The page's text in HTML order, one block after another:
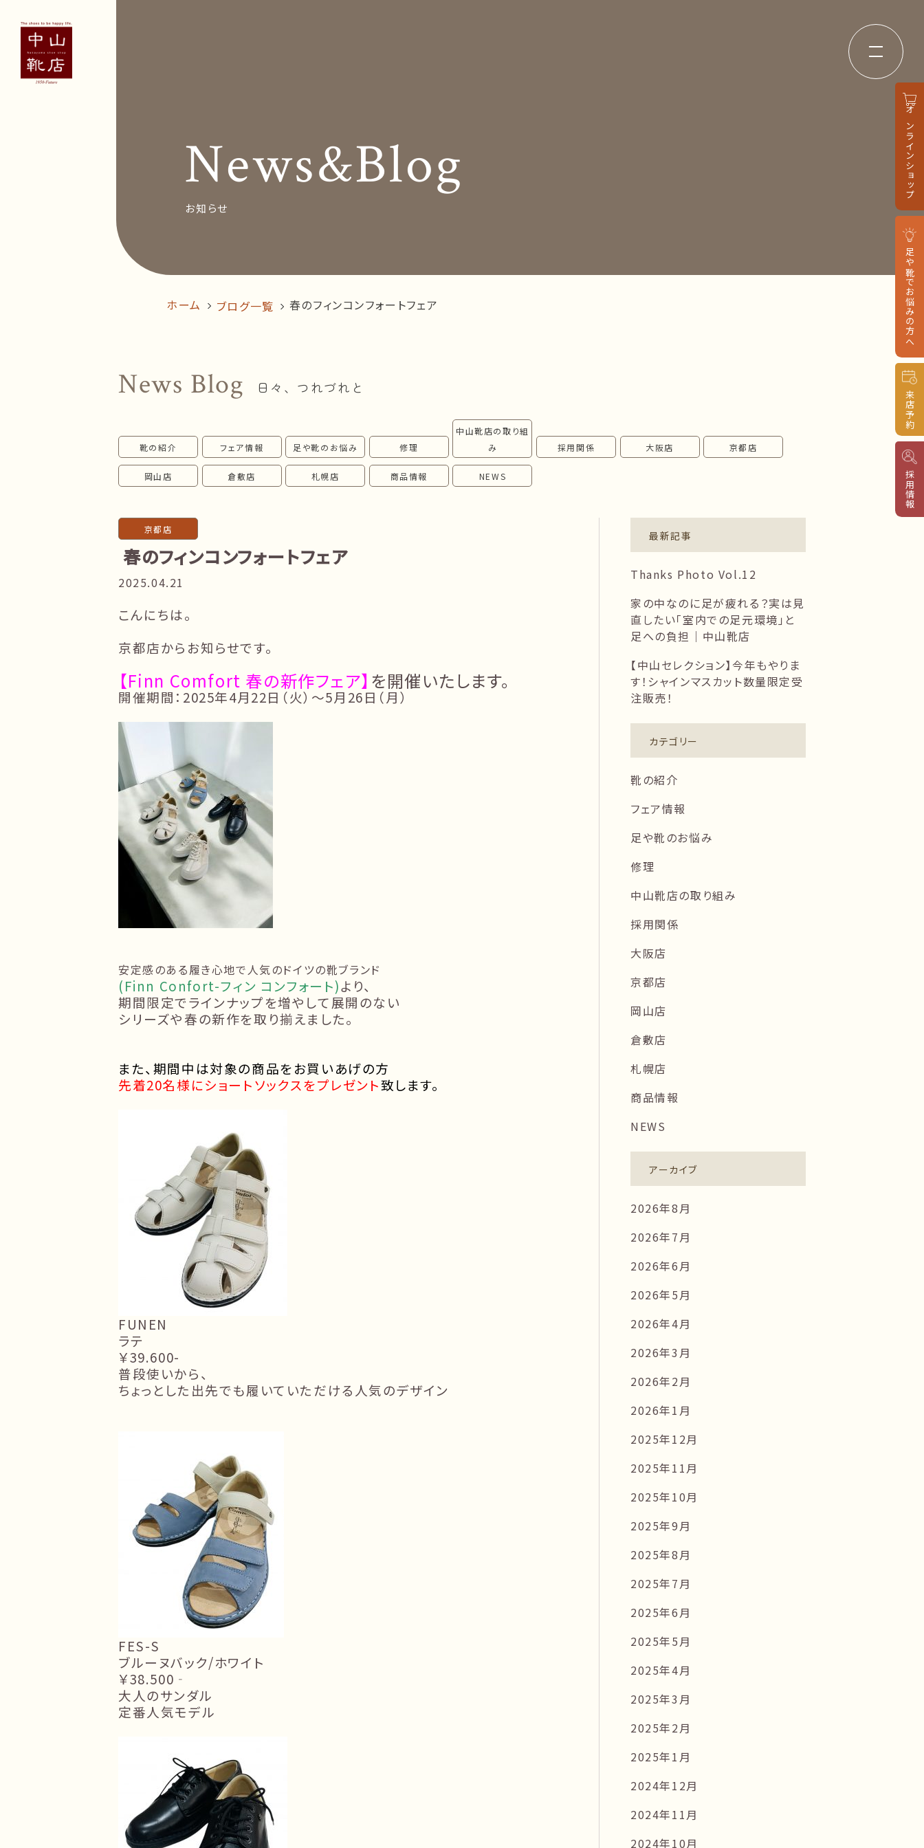
オンラインショップ
足や靴でお悩みの方へ
来店予約
採用情報
News&Blog お知らせ
Recruit 採用情報 Business trip
follow us!
News&Blog
お知らせ
ホーム ブログ一覧 春のフィンコンフォートフェア
News Blog 日々、つれづれと
靴の紹介 フェア情報 足や靴のお悩み 修理
中山靴店の取り組
み
採用関係 大阪店 京都店
岡山店 倉敷店 札幌店 商品情報 NEWS
京都店
春のフィンコンフォートフェア
2025.04.21
こんにちは。
京都店からお知らせです。
【Finn Comfort 春の新作フェア】 を開催いたします。
開催期間：2025年4月22日（火）〜5月26日（月）
安定感のある履き心地で人気のドイツの靴ブランド
(Finn Confort-フィン コンフォート)より、
期間限定でラインナップを増やして展開のない
シリーズや春の新作を取り揃えました。
また、期間中は対象の商品をお買いあげの方
先着20名様にショートソックスをプレゼント致します。
FUNEN
ラテ
￥39.600-
普段使いから、
ちょっとした出先でも履いていただける人気のデザイン
FES-S
ブルーヌバック/ホワイト
￥38.500‐
大人のサンダル
定番人気モデル
最新記事
Thanks Photo Vol.12
家の中なのに足が疲れる？実は見
直したい「室内での足元環境」と
足への負担｜中山靴店
【中山セレクション】今年もやりま
す！シャインマスカット数量限定受
注販売！
カテゴリー
靴の紹介
フェア情報
足や靴のお悩み
修理
中山靴店の取り組み
採用関係
大阪店
京都店
岡山店
倉敷店
札幌店
商品情報
NEWS
アーカイブ
2026年8月
2026年7月
2026年6月
2026年5月
2026年4月
2026年3月
2026年2月
2026年1月
2025年12月
2025年11月
2025年10月
2025年9月
2025年8月
2025年7月
2025年6月
2025年5月
2025年4月
2025年3月
2025年2月
2025年1月
2024年12月
2024年11月
2024年10月